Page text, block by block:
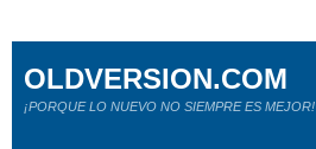
OLDVERSION.COM
¡PORQUE LO NUEVO NO SIEMPRE ES MEJOR!